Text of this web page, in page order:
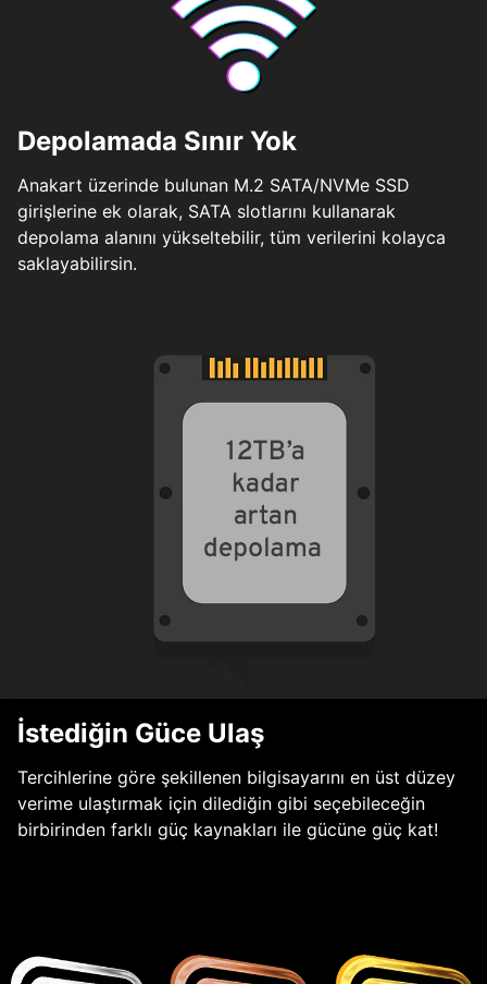
Depolamada Sınır Yok
Anakart üzerinde bulunan M.2 SATA/NVMe SSD
girişlerine ek olarak, SATA slotlarını kullanarak
depolama alanını yükseltebilir, tüm verilerini kolayca
saklayabilirsin.
İstediğin Güce Ulaş
Tercihlerine göre şekillenen bilgisayarını en üst düzey
verime ulaştırmak için dilediğin gibi seçebileceğin
birbirinden farklı güç kaynakları ile gücüne güç kat!